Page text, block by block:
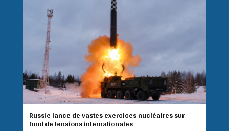
Russie lance de vastes exercices nucléaires sur
fond de tensions internationales